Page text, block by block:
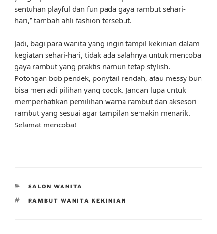
sentuhan playful dan fun pada gaya rambut sehari-
hari,” tambah ahli fashion tersebut.
Jadi, bagi para wanita yang ingin tampil kekinian dalam
kegiatan sehari-hari, tidak ada salahnya untuk mencoba
gaya rambut yang praktis namun tetap stylish.
Potongan bob pendek, ponytail rendah, atau messy bun
bisa menjadi pilihan yang cocok. Jangan lupa untuk
memperhatikan pemilihan warna rambut dan aksesori
rambut yang sesuai agar tampilan semakin menarik.
Selamat mencoba!
CATEGORIES
SALON WANITA
TAGS
RAMBUT WANITA KEKINIAN